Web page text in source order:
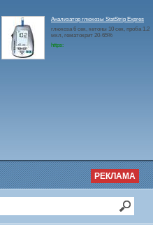
Анализатор глюкозы StatStrip Expres
глюкоза 6 сек, кетоны 10 сек, проба 1.2
мкл, гематокрит 20-65%
https:
РЕКЛАМА